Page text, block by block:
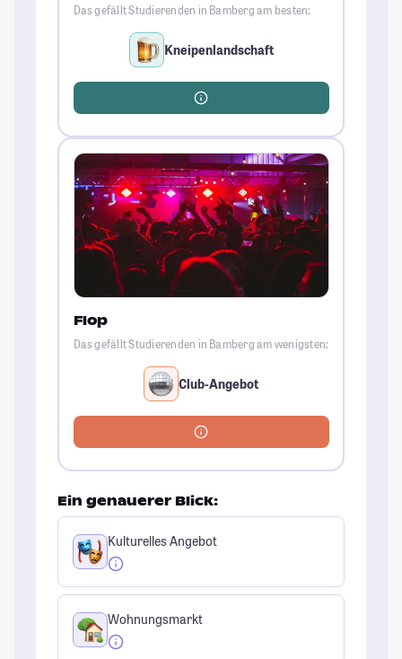
Das gefällt Studierenden in Bamberg am besten:
Kneipenlandschaft
Flop
Das gefällt Studierenden in Bamberg am wenigsten:
Club-Angebot
Ein genauerer Blick:
Kulturelles Angebot
Wohnungsmarkt